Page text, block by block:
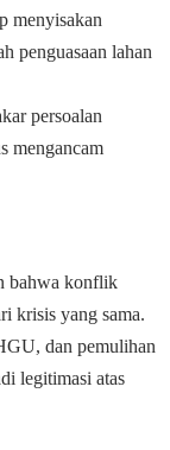
menyisakan
penguasaan lahan
persoalan
mengancam
bahwa konflik
krisis yang sama.
dan pemulihan
legitimasi atas